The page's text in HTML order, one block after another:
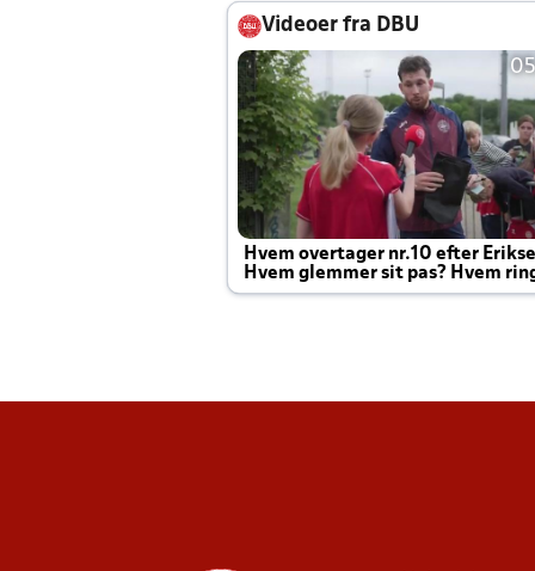
Videoer fra DBU
Hvem overtager nr.10 efter
Hvem glemmer sit pas? Hvem
Joachim altid til efter kampe?